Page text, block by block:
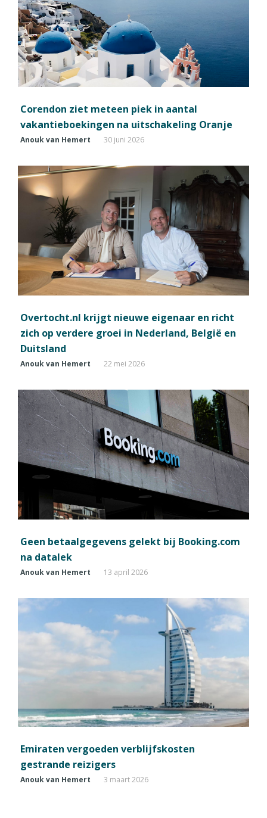
Corendon ziet meteen piek in aantal
vakantieboekingen na uitschakeling Oranje
Anouk van Hemert 30 juni 2026
Overtocht.nl krijgt nieuwe eigenaar en richt
zich op verdere groei in Nederland, België en
Duitsland
Anouk van Hemert 22 mei 2026
Geen betaalgegevens gelekt bij Booking.com
na datalek
Anouk van Hemert 13 april 2026
Emiraten vergoeden verblijfskosten
gestrande reizigers
Anouk van Hemert 3 maart 2026